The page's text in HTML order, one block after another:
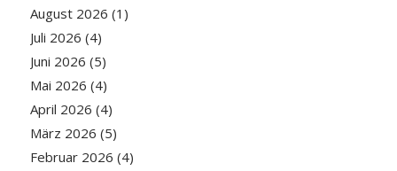
August 2026 (1)
Juli 2026 (4)
Juni 2026 (5)
Mai 2026 (4)
April 2026 (4)
März 2026 (5)
Februar 2026 (4)